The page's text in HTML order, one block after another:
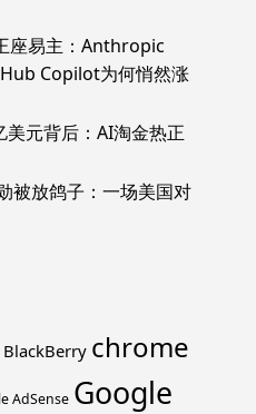
座易主：Anthropic
Copilot为何悄然涨
美元背后：AI淘金热正
被放鸽子：一场美国对
BlackBerry chrome
AdSense Google